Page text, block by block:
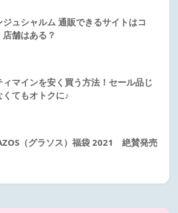
ジュシャルム 通販できるサイトはコ
店舗はある？
ィマインを安く買う方法！セール品じ
くてもオトクに♪
（グラソス）福袋 2021 絶賛発売